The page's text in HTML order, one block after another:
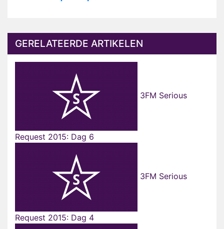
GERELATEERDE ARTIKELEN
3FM Serious
Request 2015: Dag 6
3FM Serious
Request 2015: Dag 4